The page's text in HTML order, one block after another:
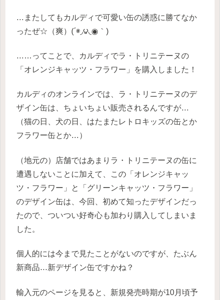
…またしてもカルディで可愛い缶の誘惑に勝てなか
ったぜ☆（爽）(΄◉◞౪◟◉｀)
……ってことで、カルディでラ・トリニテーヌの
「オレンジキャッツ・フラワー」を購入しました！
カルディのオンラインでは、ラ・トリニテーヌのデ
ザイン缶は、ちょいちょい販売されるんですが…
（猫の日、犬の日、はたまたレトロキッズの缶とか
フラワー缶とか…）
（地元の）店舗ではあまりラ・トリニテーヌの缶に
遭遇しないことに加えて、この「オレンジキャッ
ツ・フラワー」と「グリーンキャッツ・フラワー」
のデザイン缶は、今回、初めて知ったデザインだっ
たので、ついつい好奇心も加わり購入してしまいま
した。
個人的には今まで見たことがないのですが、たぶん
新商品…新デザイン缶ですかね？
輸入元のページを見ると、新規発売時期が10月頃予